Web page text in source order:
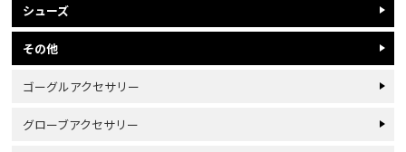
シューズ
その他
ゴーグルアクセサリー
グローブアクセサリー